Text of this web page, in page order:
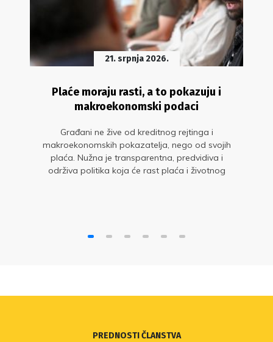
21. srpnja 2026.
Plaće moraju rasti, a to pokazuju i
makroekonomski podaci
Građani ne žive od kreditnog rejtinga i
makroekonomskih pokazatelja, nego od svojih
plaća. Nužna je transparentna, predvidiva i
održiva politika koja će rast plaća i životnog
Sindikata Preporod.
PREDNOSTI ČLANSTVA